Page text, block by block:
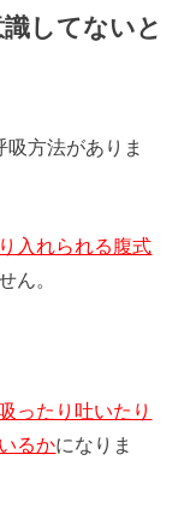
してないと
方法がありま
入れられる腹式
ん。
ったり吐いたり
るかになりま